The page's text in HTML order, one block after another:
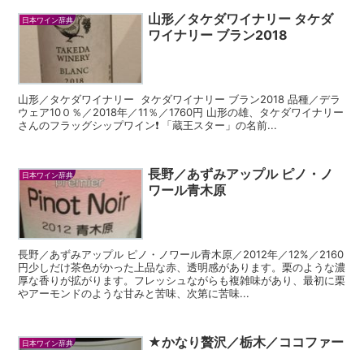
日本ワイン辞典
山形／タケダワイナリー タケダ
ワイナリー ブラン2018
山形／タケダワイナリー タケダワイナリー ブラン2018 品種／デラ
ウェア10０％／2018年／11％／1760円 山形の雄、タケダワイナリー
さんのフラッグシップワイン❗️ 「蔵王スター」の名前...
日本ワイン辞典
長野／あずみアップル ピノ・ノ
ワール青木原
長野／あずみアップル ピノ・ノワール青木原／2012年／12%／2160
円少しだけ茶色がかった上品な赤、透明感があります。栗のような濃
厚な香りが拡がります。フレッシュながらも複雑味があり、最初に栗
やアーモンドのような甘みと苦味、次第に苦味...
日本ワイン辞典
★かなり贅沢／栃木／ココファー